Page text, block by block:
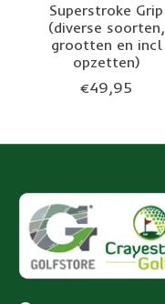
Superstroke Grip
(diverse soorten,
grootten en incl
opzetten)
€49,95